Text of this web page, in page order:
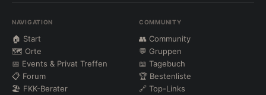
NAVIGATION
🏠 Start
🗺 Orte
📅 Events & Privat Treffen
📋 Forum
🏖 FKK-Berater
COMMUNITY
👥 Community
💬 Gruppen
📖 Tagebuch
🏆 Bestenliste
🔗 Top-Links